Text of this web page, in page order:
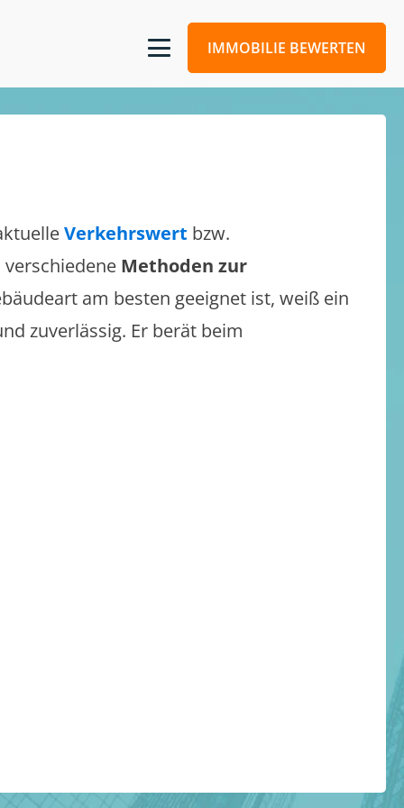
IMMOBILIE BEWERTEN
Verkehrswert bzw.
Methoden zur
am besten geeignet ist, weiß ein
zuverlässig. Er berät beim